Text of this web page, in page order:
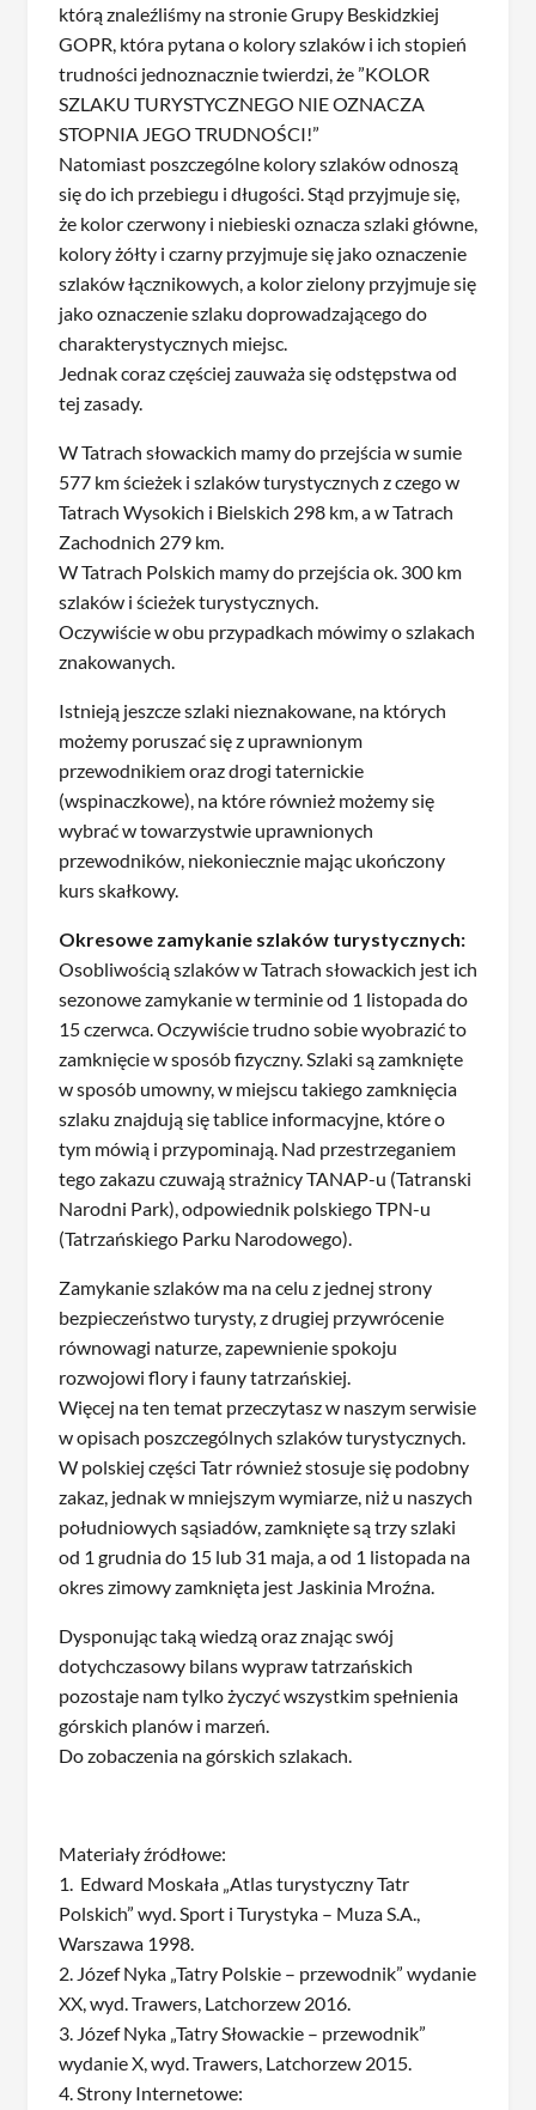
którą znaleźliśmy na stronie Grupy Beskidzkiej
GOPR, która pytana o kolory szlaków i ich stopień
trudności jednoznacznie twierdzi, że ”KOLOR
SZLAKU TURYSTYCZNEGO NIE OZNACZA
STOPNIA JEGO TRUDNOŚCI!”
Natomiast poszczególne kolory szlaków odnoszą
się do ich przebiegu i długości. Stąd przyjmuje się,
że kolor czerwony i niebieski oznacza szlaki główne,
kolory żółty i czarny przyjmuje się jako oznaczenie
szlaków łącznikowych, a kolor zielony przyjmuje się
jako oznaczenie szlaku doprowadzającego do
charakterystycznych miejsc.
Jednak coraz częściej zauważa się odstępstwa od
tej zasady.
W Tatrach słowackich mamy do przejścia w sumie
577 km ścieżek i szlaków turystycznych z czego w
Tatrach Wysokich i Bielskich 298 km, a w Tatrach
Zachodnich 279 km.
W Tatrach Polskich mamy do przejścia ok. 300 km
szlaków i ścieżek turystycznych.
Oczywiście w obu przypadkach mówimy o szlakach
znakowanych.
Istnieją jeszcze szlaki nieznakowane, na których
możemy poruszać się z uprawnionym
przewodnikiem oraz drogi taternickie
(wspinaczkowe), na które również możemy się
wybrać w towarzystwie uprawnionych
przewodników, niekoniecznie mając ukończony
kurs skałkowy.
Okresowe zamykanie szlaków turystycznych:
Osobliwością szlaków w Tatrach słowackich jest ich
sezonowe zamykanie w terminie od 1 listopada do
15 czerwca. Oczywiście trudno sobie wyobrazić to
zamknięcie w sposób fizyczny. Szlaki są zamknięte
w sposób umowny, w miejscu takiego zamknięcia
szlaku znajdują się tablice informacyjne, które o
tym mówią i przypominają. Nad przestrzeganiem
tego zakazu czuwają strażnicy TANAP-u (Tatranski
Narodni Park), odpowiednik polskiego TPN-u
(Tatrzańskiego Parku Narodowego).
Zamykanie szlaków ma na celu z jednej strony
bezpieczeństwo turysty, z drugiej przywrócenie
równowagi naturze, zapewnienie spokoju
rozwojowi flory i fauny tatrzańskiej.
Więcej na ten temat przeczytasz w naszym serwisie
w opisach poszczególnych szlaków turystycznych.
W polskiej części Tatr również stosuje się podobny
zakaz, jednak w mniejszym wymiarze, niż u naszych
południowych sąsiadów, zamknięte są trzy szlaki
od 1 grudnia do 15 lub 31 maja, a od 1 listopada na
okres zimowy zamknięta jest Jaskinia Mroźna.
Dysponując taką wiedzą oraz znając swój
dotychczasowy bilans wypraw tatrzańskich
pozostaje nam tylko życzyć wszystkim spełnienia
górskich planów i marzeń.
Do zobaczenia na górskich szlakach.
Materiały źródłowe:
1. Edward Moskała „Atlas turystyczny Tatr
Polskich” wyd. Sport i Turystyka – Muza S.A.,
Warszawa 1998.
2. Józef Nyka „Tatry Polskie – przewodnik” wydanie
XX, wyd. Trawers, Latchorzew 2016.
3. Józef Nyka „Tatry Słowackie – przewodnik”
wydanie X, wyd. Trawers, Latchorzew 2015.
4. Strony Internetowe: